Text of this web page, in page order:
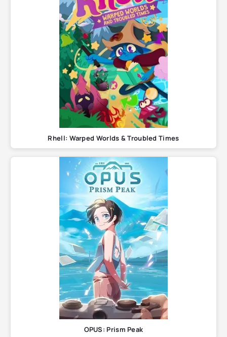
Rhell: Warped Worlds & Troubled Times
OPUS: Prism Peak